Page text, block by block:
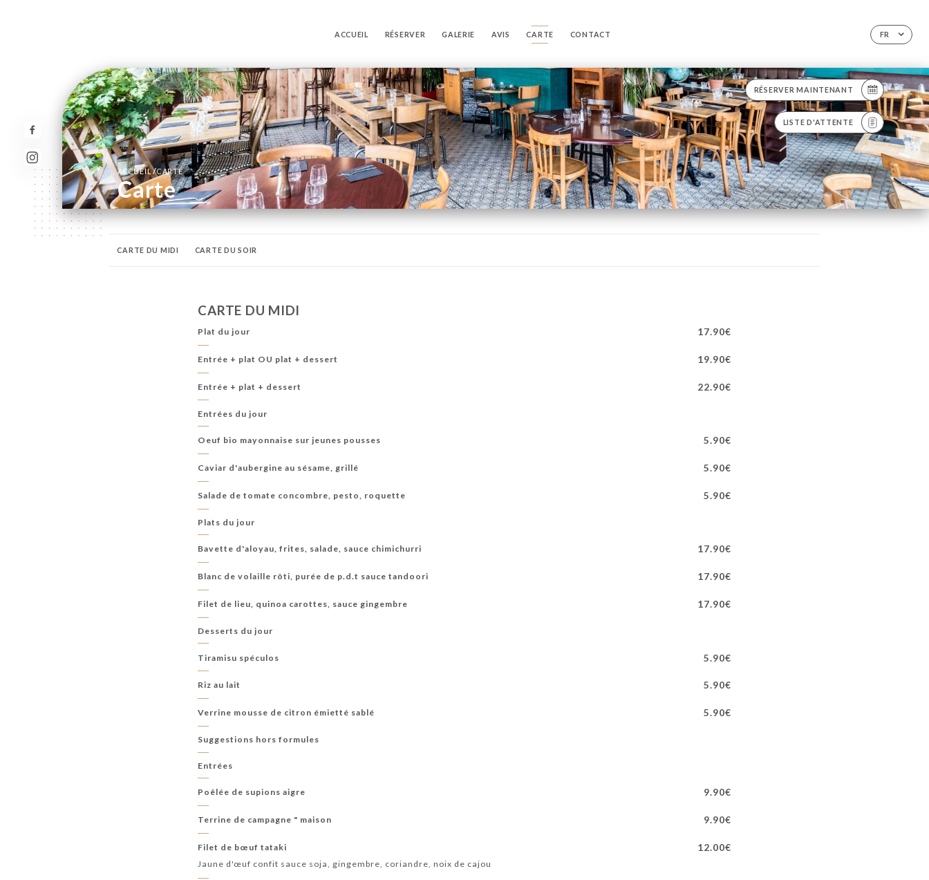
FR
ACCUEIL RÉSERVER GALERIE AVIS CARTE CONTACT
RÉSERVER MAINTENANT
LISTE D'ATTENTE
ACCUEIL/CARTE
Carte
CARTE DU MIDI CARTE DU SOIR
CARTE DU MIDI
Plat du jour 17.90€
Entrée + plat OU plat + dessert 19.90€
Entrée + plat + dessert 22.90€
Entrées du jour
Oeuf bio mayonnaise sur jeunes pousses 5.90€
Caviar d'aubergine au sésame, grillé 5.90€
Salade de tomate concombre, pesto, roquette 5.90€
Plats du jour
Bavette d'aloyau, frites, salade, sauce chimichurri 17.90€
Blanc de volaille rôti, purée de p.d.t sauce tandoori 17.90€
Filet de lieu, quinoa carottes, sauce gingembre 17.90€
Desserts du jour
Tiramisu spéculos 5.90€
Riz au lait 5.90€
Verrine mousse de citron émietté sablé 5.90€
Suggestions hors formules
Entrées
Poêlée de supions aigre 9.90€
Terrine de campagne " maison 9.90€
Filet de bœuf tataki 12.00€
Jaune d'œuf confit sauce soja, gingembre, coriandre, noix de cajou